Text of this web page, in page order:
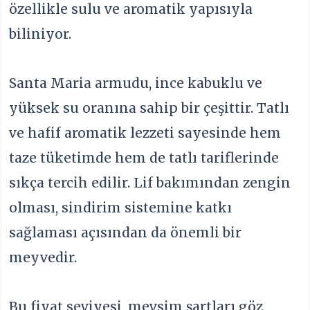
özellikle sulu ve aromatik yapısıyla
biliniyor.
Santa Maria armudu, ince kabuklu ve
yüksek su oranına sahip bir çeşittir. Tatlı
ve hafif aromatik lezzeti sayesinde hem
taze tüketimde hem de tatlı tariflerinde
sıkça tercih edilir. Lif bakımından zengin
olması, sindirim sistemine katkı
sağlaması açısından da önemli bir
meyvedir.
Bu fiyat seviyesi, mevsim şartları göz